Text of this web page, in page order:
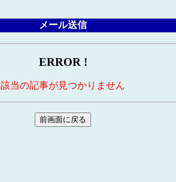
メール送信
ERROR !
該当の記事が見つかりません